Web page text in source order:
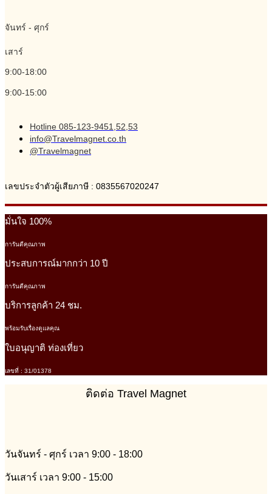
จันทร์ - ศุกร์
เสาร์
9:00-18:00
9:00-15:00
Hotline 085-123-9451,52,53
info@Travelmagnet.co.th
@Travelmagnet
เลขประจำตัวผู้เสียภาษี : 0835567020247
มั่นใจ 100%
การันตีคุณภาพ
ประสบการณ์มากกว่า 10 ปี
การันตีคุณภาพ
บริการลูกค้า 24 ชม.
พร้อมรับเรื่องดูแลคุณ
ใบอนุญาติ ท่องเที่ยว
เลขที่ : 31/01378
ติดต่อ Travel Magnet
วันจันทร์ - ศุกร์ เวลา 9:00 - 18:00
วันเสาร์ เวลา 9:00 - 15:00